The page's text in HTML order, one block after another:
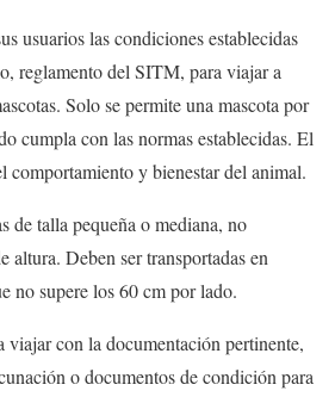
usuarios las condiciones establecidas
reglamento del SITM, para viajar a
Solo se permite una mascota por
cumpla con las normas establecidas. El
comportamiento y bienestar del animal.
de talla pequeña o mediana, no
altura. Deben ser transportadas en
no supere los 60 cm por lado.
viajar con la documentación pertinente,
o documentos de condición para